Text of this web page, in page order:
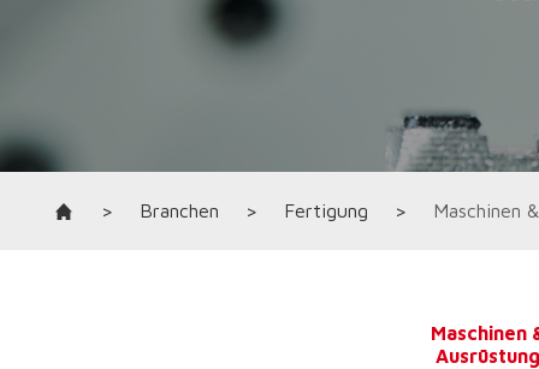
> Branchen > Fertigung > Maschinen
Maschinen
Ausrüstung